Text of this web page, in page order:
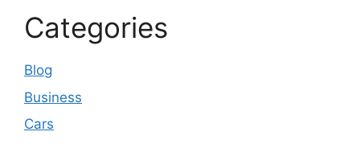
Categories
Blog
Business
Cars